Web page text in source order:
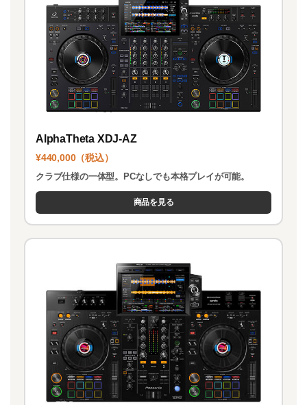
AlphaTheta XDJ-AZ
¥440,000（税込）
クラブ仕様の一体型。PCなしでも本格プレイが可能。
商品を見る